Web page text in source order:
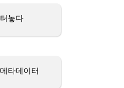
터놓다
메타데이터